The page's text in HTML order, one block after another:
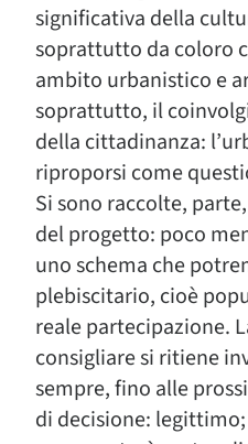
significativa della
soprattutto da coloro
ambito urbanistico e
soprattutto, il
della cittadinanza:
riproporsi come
Si sono raccolte,
del progetto: poco
uno schema che
plebiscitario, cioè
reale partecipazione.
consigliare si ritiene
sempre, fino alle
di decisione: